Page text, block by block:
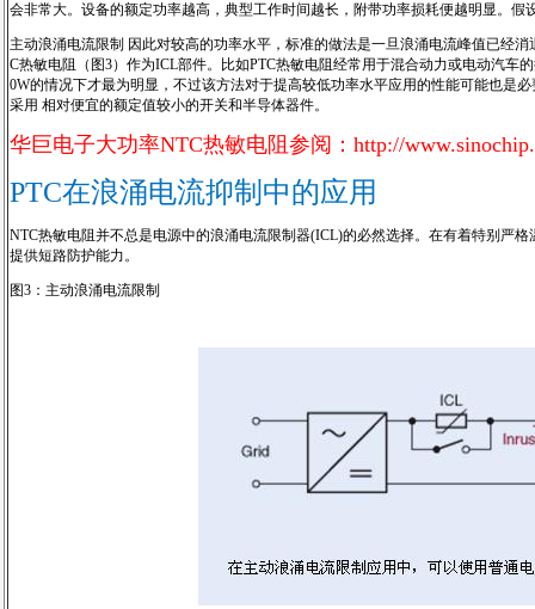
会非常大。设备的额定功率越高，典型工作时间越长，附带功率损耗便越明显。
主动浪涌电流限制 因此对较高的功率水平，标准的做法是一旦浪涌电流峰值已经
C热敏电阻（图3）作为ICL部件。比如PTC热敏电阻经常用于混合动力或电动汽
0W的情况下才最为明显，不过该方法对于提高较低功率水平应用的性能可能也是
采用 相对便宜的额定值较小的开关和半导体器件。
华巨电子大功率NTC热敏电阻参阅： http://
PTC在浪涌电流抑制中的应用
NTC热敏电阻并不总是电源中的浪涌电流限制器(ICL)的必然选择。在有着特别严
提供短路防护能力。
图3：主动浪涌电流限制